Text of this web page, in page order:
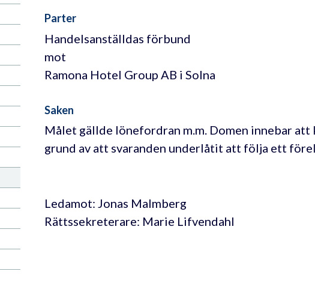
Parter
Handelsanställdas förbund
mot
Ramona Hotel Group AB i Solna
Saken
Målet gällde lönefordran m.m. Domen innebar att
grund av att svaranden underlåtit att följa ett
Ledamot: Jonas Malmberg
Rättssekreterare: Marie Lifvendahl